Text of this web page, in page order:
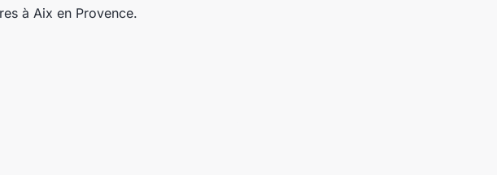
à Aix en Provence.